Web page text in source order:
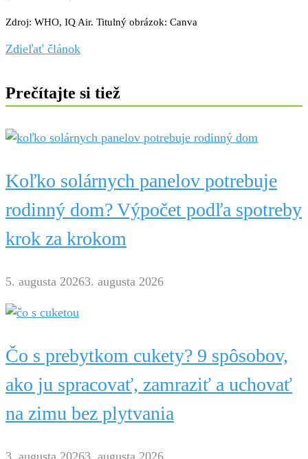
Zdroj: WHO, IQ Air. Titulný obrázok: Canva
Zdieľať článok
Prečítajte si tiež
Koľko solárnych panelov potrebuje
rodinný dom? Výpočet podľa spotreby
krok za krokom
5. augusta 20263. augusta 2026
Čo s prebytkom cukety? 9 spôsobov,
ako ju spracovať, zamraziť a uchovať
na zimu bez plytvania
3. augusta 20263. augusta 2026